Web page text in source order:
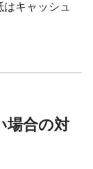
キャッシュ
場合の対